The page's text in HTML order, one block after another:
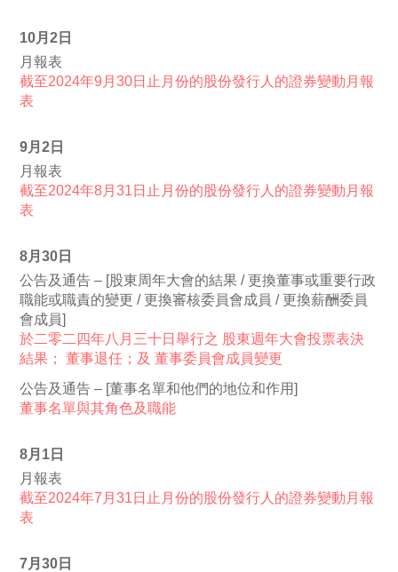
10月2日
月報表
截至2024年9月30日止月份的股份發行人的證券變動月報
表
9月2日
月報表
截至2024年8月31日止月份的股份發行人的證券變動月報
表
8月30日
公告及通告 – [股東周年大會的結果 / 更換董事或重要行政
職能或職責的變更 / 更換審核委員會成員 / 更換薪酬委員
會成員]
於二零二四年八月三十日舉行之 股東週年大會投票表決
結果； 董事退任；及 董事委員會成員變更
公告及通告 – [董事名單和他們的地位和作用]
董事名單與其角色及職能
8月1日
月報表
截至2024年7月31日止月份的股份發行人的證券變動月報
表
7月30日